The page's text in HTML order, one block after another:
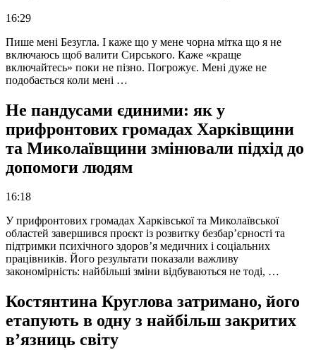
16:29
Пише мені Безугла. І каже що у мене чорна мітка що я не
включаюсь щоб валити Сирського. Каже «краще
включайтесь» поки не пізно. Погрожує. Мені дуже не
подобається коли мені …
Не пандусами єдиними: як у
прифронтових громадах Харківщини
та Миколаївщини змінювали підхід до
допомоги людям
16:18
У прифронтових громадах Харківської та Миколаївської
областей завершився проєкт із розвитку безбар’єрності та
підтримки психічного здоров’я медичних і соціальних
працівників. Його результати показали важливу
закономірність: найбільші зміни відбуваються не тоді, …
Костянтина Круглова затримано, його
етапують в одну з найбільш закритих
в’язниць світу